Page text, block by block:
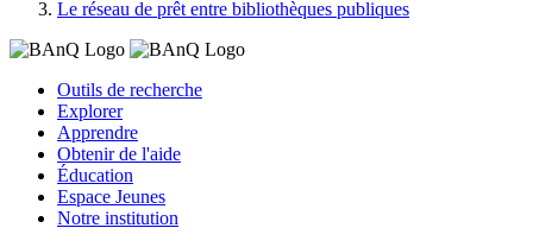
Le réseau de prêt entre bibliothèques publiques
Outils de recherche
Explorer
Apprendre
Obtenir de l'aide
Éducation
Espace Jeunes
Notre institution